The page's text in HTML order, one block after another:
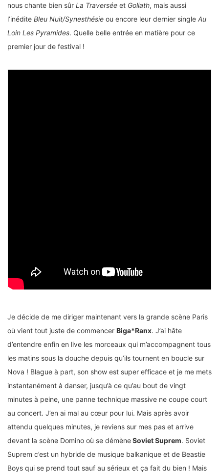
nous chante bien sûr La Traversée et Goliath, mais aussi
l’inédite Bleu Nuit/Synesthésie ou encore leur dernier single Au
Loin Les Pyramides. Quelle belle entrée en matière pour ce
premier jour de festival !
Je décide de me diriger maintenant vers la grande scène Paris
où vient tout juste de commencer Biga*Ranx. J’ai hâte
d’entendre enfin en live les morceaux qui m’accompagnent tous
les matins sous la douche depuis qu’ils tournent en boucle sur
Nova ! Blague à part, son show est super efficace et je me mets
instantanément à danser, jusqu’à ce qu’au bout de vingt
minutes à peine, une panne technique massive ne coupe court
au concert. J’en ai mal au cœur pour lui. Mais après avoir
attendu quelques minutes, je reviens sur mes pas et arrive
devant la scène Domino où se démèneSoviet Suprem. Soviet
Suprem c’est un hybride de musique balkanique et de Beastie
Boys qui se prend tout sauf au sérieux et ça fait du bien ! Mais